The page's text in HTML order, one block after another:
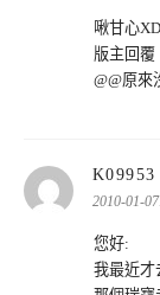
啾甘心
版主回覆
@@原來
K09953
2010-01-
您好:
我最近才